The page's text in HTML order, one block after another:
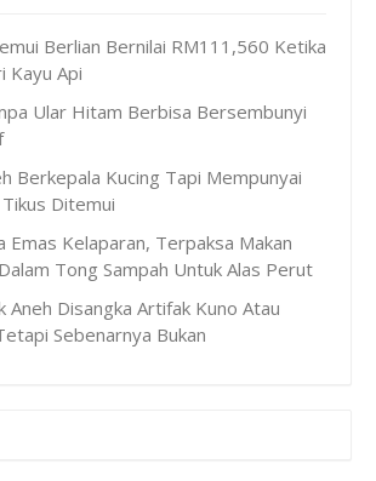
Berlian Bernilai RM111,560 Ketika
Kayu Api
Ular Hitam Berbisa Bersembunyi
Berkepala Kucing Tapi Mempunyai
Ditemui
Emas Kelaparan, Terpaksa Makan
Tong Sampah Untuk Alas Perut
Aneh Disangka Artifak Kuno Atau
Sebenarnya Bukan